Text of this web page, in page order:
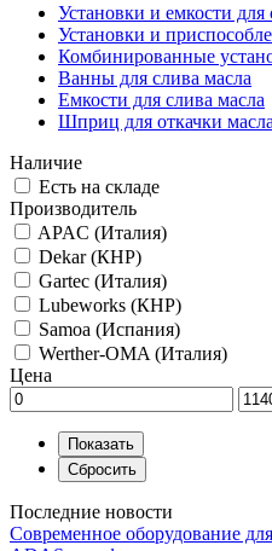
Установки и емкости для
Установки и
Комбинированные
Ванны для слива масла
Емкости для слива масла
Шприц для откачки масла
Наличие
Есть на складе
Производитель
APAC (Италия)
Dekar (КНР)
Gartec (Италия)
Lubeworks (КНР)
Samoa (Испания)
Werther-OMA (Италия)
Цена
Последние новости
Современное оборудование